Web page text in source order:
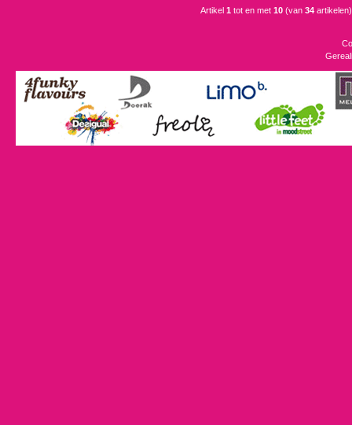
Artikel 1 tot en met 10 (van 34 artikelen)